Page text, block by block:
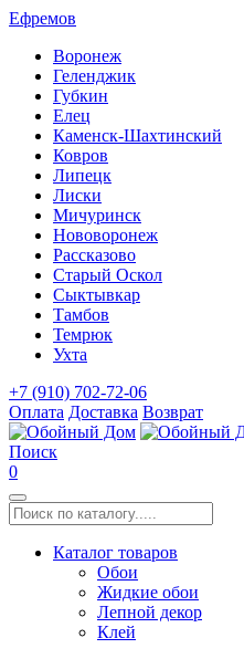
Ефремов
Воронеж
Геленджик
Губкин
Елец
Каменск-Шахтинский
Ковров
Липецк
Лиски
Мичуринск
Нововоронеж
Рассказово
Старый Оскол
Сыктывкар
Тамбов
Темрюк
Ухта
+7 (910) 702-72-06
Оплата Доставка Возврат
Поиск
0
Каталог товаров
Обои
Жидкие обои
Лепной декор
Клей